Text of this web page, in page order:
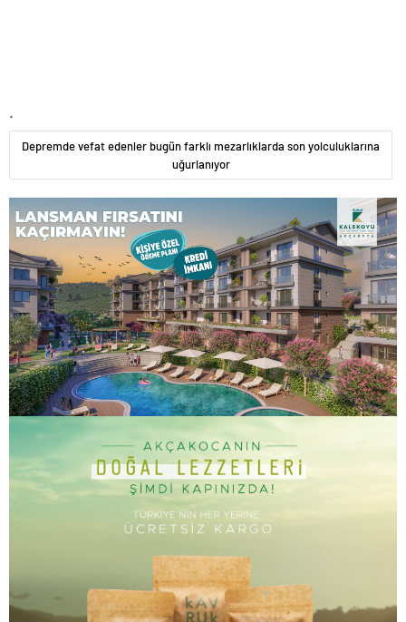
Depremde vefat edenler bugün farklı mezarlıklarda son yolculuklarına
uğurlanıyor